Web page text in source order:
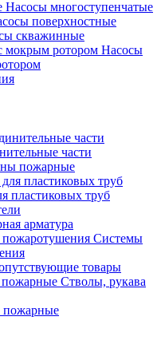
Насосы многоступенчатые
поверхностные
скважинные
Насосы
части
пожарные
пластиковых труб
арматура
Системы
товары
Стволы, рукава